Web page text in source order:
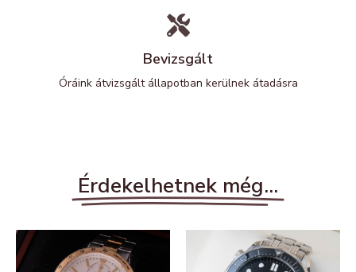
Bevizsgált
Óráink átvizsgált állapotban kerülnek átadásra
Érdekelhetnek még...